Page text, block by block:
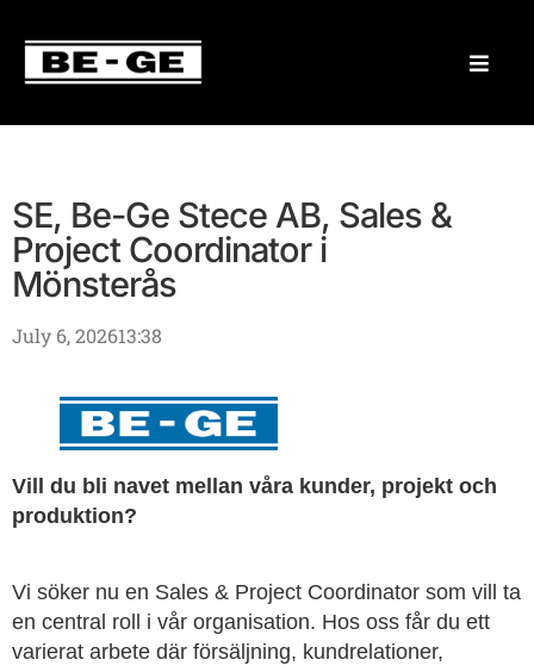
SE, Be-Ge Stece AB, Sales &
Project Coordinator i
Mönsterås
July 6, 202613:38
Vill du bli navet mellan våra kunder, projekt och
produktion?
Vi söker nu en Sales & Project Coordinator som vill ta
en central roll i vår organisation. Hos oss får du ett
varierat arbete där försäljning, kundrelationer,